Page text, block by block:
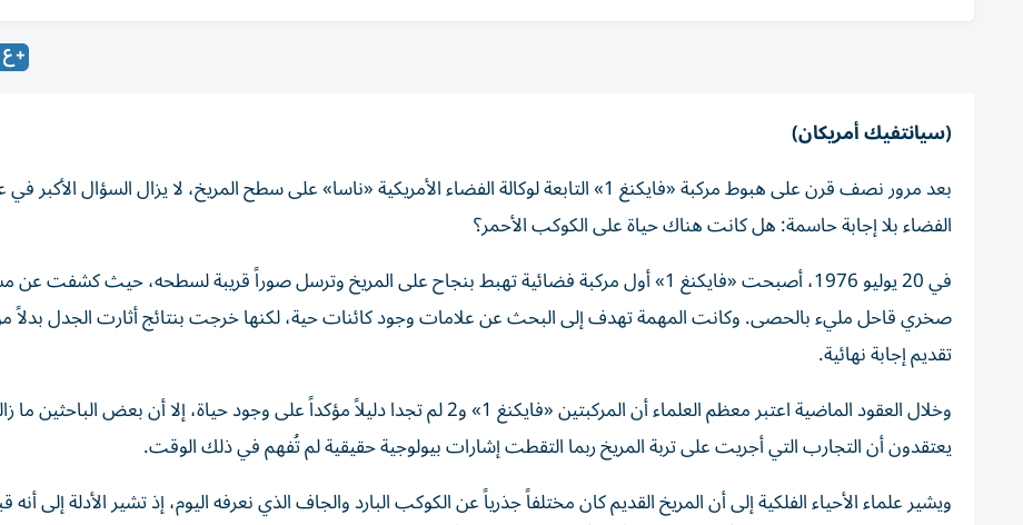
(سيانتفيك أمريكان)
بعد مرور نصف قرن على هبوط مركبة «فايكنغ 1» التابعة لوكالة الفضاء الأمريكية «ناسا» على سطح المريخ، لا يزال السؤال الأكبر
الفضاء بلا إجابة حاسمة: هل كانت هناك حياة على الكوكب الأحمر؟
في 20 يوليو 1976، أصبحت «فايكنغ 1» أول مركبة فضائية تهبط بنجاح على المريخ وترسل صوراً قريبة لسطحه، حيث كشفت
صخري قاحل مليء بالحصى. وكانت المهمة تهدف إلى البحث عن علامات وجود كائنات حية، لكنها خرجت بنتائج أثارت الجدل بدلاً
تقديم إجابة نهائية.
وخلال العقود الماضية اعتبر معظم العلماء أن المركبتين «فايكنغ 1» و2 لم تجدا دليلاً مؤكداً على وجود حياة، إلا أن بعض الباحثين ما
يعتقدون أن التجارب التي أجريت على تربة المريخ ربما التقطت إشارات بيولوجية حقيقية لم تُفهم في ذلك الوقت.
ويشير علماء الأحياء الفلكية إلى أن المريخ القديم كان مختلفاً جذرياً عن الكوكب البارد والجاف الذي نعرفه اليوم، إذ تشير الأدلة إلى أنه